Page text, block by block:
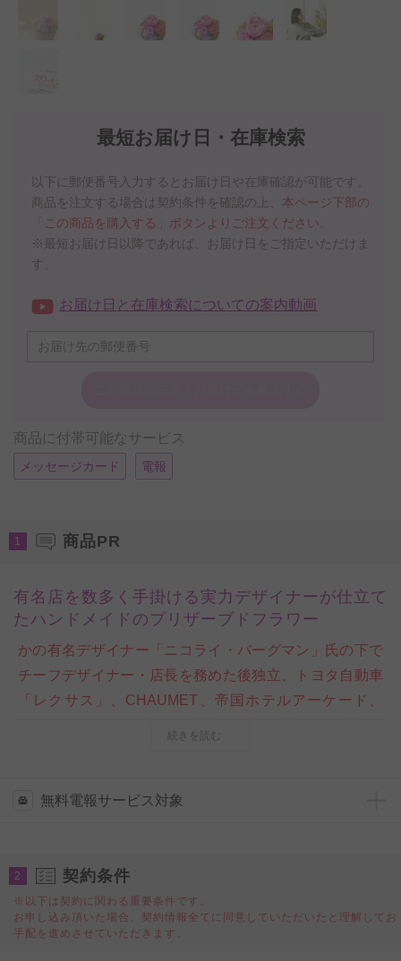
最短お届け日・在庫検索
以下に郵便番号入力するとお届け日や在庫確認が可能です。
商品を注文する場合は契約条件を確認の上、 本ページ下部の
「この商品を購入する」ボタンよりご注文ください。
※最短お届け日以降であれば、お届け日をご指定いただけま
す。
お届け日と在庫検索についての案内動画
商品に付帯可能なサービス
メッセージカード 電報
1 商品PR
有名店を数多く手掛ける実力デザイナーが仕立て
たハンドメイドのプリザーブドフラワー
かの有名デザイナー「ニコライ・バーグマン」氏の下で
チーフデザイナー・店長を務めた後独立、トヨタ自動車
「レクサス」、CHAUMET、帝国ホテルアーケード、
ビジネスフラワー®提携のフラワーデザイナー西名美和
ースタイルを取り込んだ独自のアレンジが特徴です。
オールドローズのプリザーブドフラワーを中心に、アー
続きを読む
無料電報サービス対象
2 契約条件
※以下は契約に関わる重要条件です。
お申し込み頂いた場合、契約情報全てに同意していただいたと理解してお
手配を進めさせていただきます。